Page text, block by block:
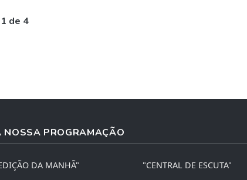
de 4
NOSSA PROGRAMAÇÃO
DA MANHÃ" "CENTRAL DE ESCUTA"